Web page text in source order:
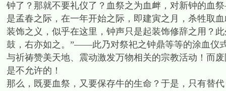
钟了？那就不要礼仪了？血祭之为血衅，对新钟的血
是孟春之际，在一年开始之际，即建寅之月，杀牲取
装饰之义，似乎在这里，钟声只是起装饰修辞之用？
鼓，右亦如之。”——此乃对祭祀之钟鼎等等的涂血仪
与祈祷赞美天地、震动激发万物相关的宗教活动！而
是不允许的！
那么，既要血祭，又要保存牛的生命？于是，只有替